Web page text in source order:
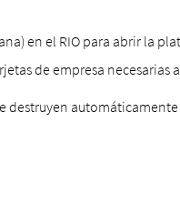
en el RIO para abrir la
de empresa